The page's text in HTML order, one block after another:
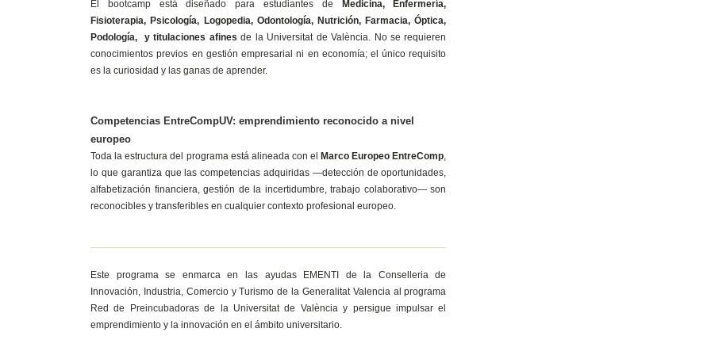
El bootcamp está diseñado para estudiantes de
Medicina, Enfermería,
Fisioterapia, Psicología, Logopedia, Odontología, Nutrición, Farmacia, Óptica,
Podología, y titulaciones afines de la Universitat de València. No se requieren
conocimientos previos en gestión empresarial ni en economía; el único requisito
es la curiosidad y las ganas de aprender.
Competencias EntreCompUV: emprendimiento reconocido a nivel
europeo
Toda la estructura del programa está alineada con elMarco Europeo EntreComp
lo que garantiza que las competencias adquiridas —detección de oportunidades,
alfabetización financiera, gestión de la incertidumbre, trabajo colaborativo— son
reconocibles y transferibles en cualquier contexto profesional europeo.
Este programa se enmarca en las ayudas EMENTI de la Conselleria de
Innovación, Industria, Comercio y Turismo de la Generalitat Valencia al programa
Red de Preincubadoras de la Universitat de València y persigue impulsar el
emprendimiento y la innovación en el ámbito universitario.